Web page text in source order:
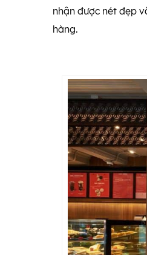
nhận được nét đẹp
hàng.